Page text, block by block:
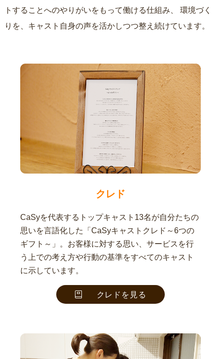
トすることへのやりがいをもって働ける仕組み、
りを、キャスト自身の声を活かしつつ整え続けています。
クレド
CaSyを代表するトップキャスト13名が自分たちの
思いを言語化した「CaSyキャストクレド～6つの
ギフト～」。お客様に対する思い、サービスを行
う上での考え方や行動の基準をすべてのキャスト
に示しています。
クレドを見る